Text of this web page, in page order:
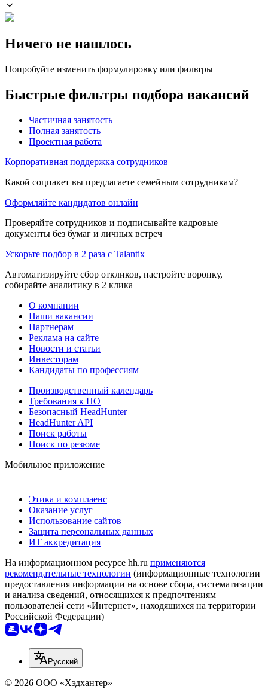
Ничего не нашлось
Попробуйте изменить формулировку или фильтры
Быстрые фильтры подбора вакансий
Частичная занятость
Полная занятость
Проектная работа
Корпоративная поддержка сотрудников
Какой соцпакет вы предлагаете семейным сотрудникам?
Оформляйте кандидатов онлайн
Проверяйте сотрудников и подписывайте кадровые
документы без бумаг и личных встреч
Ускорьте подбор в 2 раза с Talantix
Автоматизируйте сбор откликов, настройте воронку,
собирайте аналитику в 2 клика
О компании
Наши вакансии
Партнерам
Реклама на сайте
Новости и статьи
Инвесторам
Кандидаты по профессиям
Производственный календарь
Требования к ПО
Безопасный HeadHunter
HeadHunter API
Поиск работы
Поиск по резюме
Мобильное приложение
Этика и комплаенс
Оказание услуг
Использование сайтов
Защита персональных данных
ИТ аккредитация
На информационном ресурсе hh.ru применяются
рекомендательные технологии (информационные технологии
предоставления информации на основе сбора, систематизации
и анализа сведений, относящихся к предпочтениям
пользователей сети «Интернет», находящихся на территории
Российской Федерации)
Русский
© 2026 ООО «Хэдхантер»